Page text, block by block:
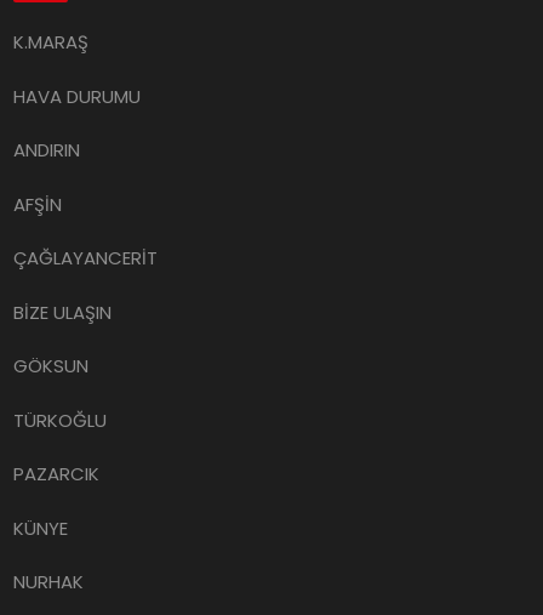
K.MARAŞ
HAVA DURUMU
ANDIRIN
AFŞİN
ÇAĞLAYANCERİT
BİZE ULAŞIN
GÖKSUN
TÜRKOĞLU
PAZARCIK
KÜNYE
NURHAK